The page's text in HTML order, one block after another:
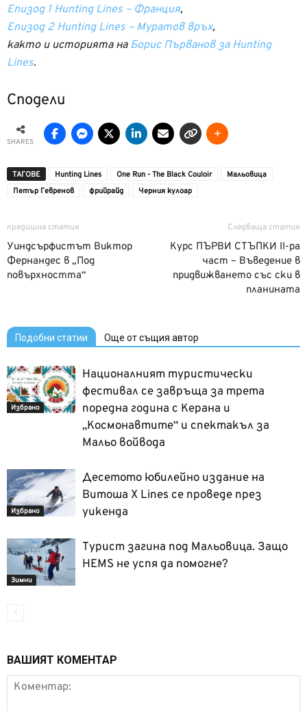
Епизод 1 Hunting Lines – Франция,
Епизод 2 Hunting Lines – Муратов връх,
както и историята на Борис Първанов за Hunting
Lines.
Сподели
SHARES
ТАГОВЕ Hunting Lines One Run - The Black Couloir
Мальовица
Петър Гевренов
фрийрайд Черния кулоар
предишна статия
Уиндсърфистът Виктор
Фернандес в „Под
повърхността“
Следваща статия
Курс ПЪРВИ СТЪПКИ II-ра
част – Въведение в
придвижването със ски в
планината
Подобни статии Още от същия автор
Избрано
Националният туристически
фестивал се завръща за трета
поредна година с Керана и
„Космонавтите“ и спектакъл за
Мальо войвода
Избрано
Десетото юбилейно издание на
Витоша X Lines се проведе през
уикенда
Зимни
Турист загина под Мальовица. Защо
HEMS не успя да помогне?
ВАШИЯТ КОМЕНТАР